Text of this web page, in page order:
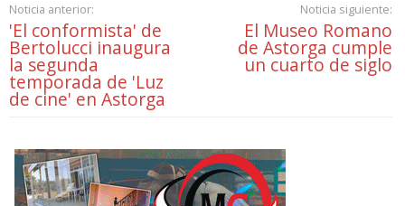
Noticia anterior:
'El conformista' de
Bertolucci inaugura
la segunda
temporada de 'Luz
de cine' en Astorga
Noticia siguiente:
El Museo Romano
de Astorga cumple
un cuarto de siglo